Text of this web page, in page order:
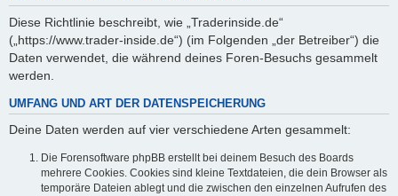
Diese Richtlinie beschreibt, wie „Traderinside.de“
(„https://www.trader-inside.de“) (im Folgenden „der Betreiber“) die
Daten verwendet, die während deines Foren-Besuchs gesammelt
werden.
UMFANG UND ART DER DATENSPEICHERUNG
Deine Daten werden auf vier verschiedene Arten gesammelt:
Die Forensoftware phpBB erstellt bei deinem Besuch des Boards
mehrere Cookies. Cookies sind kleine Textdateien, die dein Browser als
temporäre Dateien ablegt und die zwischen den einzelnen Aufrufen des